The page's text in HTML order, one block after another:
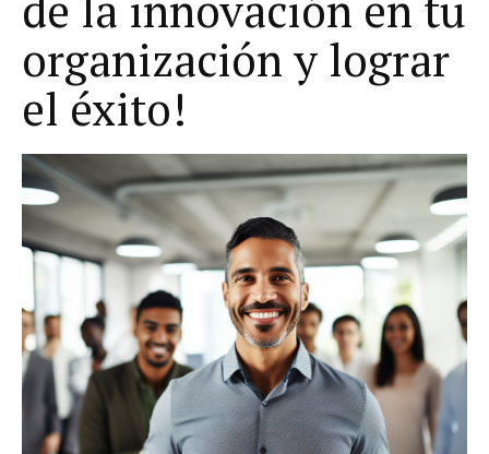
organización y lograr
el éxito!